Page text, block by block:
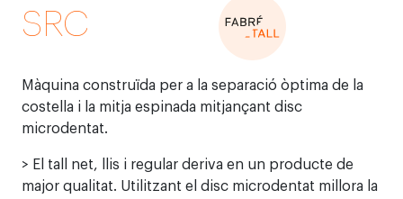
SRC
Màquina construïda per a la separació òptima de la
costella i la mitja espinada mitjançant disc
microdentat.
> El tall net, llis i regular deriva en un producte de
major qualitat. Utilitzant el disc microdentat millora la